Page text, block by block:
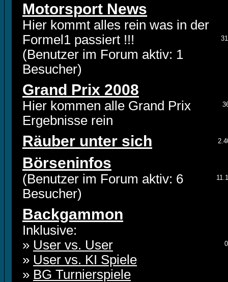
Motorsport News
Hier kommt alles rein was in der
Formel1 passiert !!!
(Benutzer im Forum aktiv: 1
Besucher)
Grand Prix 2008
Hier kommen alle Grand Prix
Ergebnisse rein
Räuber unter sich
Börseninfos
(Benutzer im Forum aktiv: 6
Besucher)
Backgammon
Inklusive:
» User vs. User
» User vs. KI Spiele
» BG Turnierspiele
0